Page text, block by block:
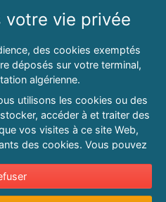
ALL RIGHTS RESERVED
votre vie privée
des cookies exemptés
déposés sur votre terminal,
algérienne.
utilisons les cookies ou des
accéder à et traiter des
vos visites à ce site Web,
des cookies. Vous pouvez
en cliquant sur « Refuser